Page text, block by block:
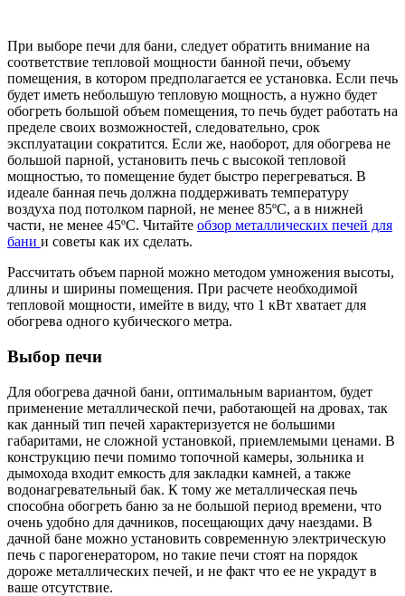
При выборе печи для бани, следует обратить внимание на
соответствие тепловой мощности банной печи, объему
помещения, в котором предполагается ее установка. Если печь
будет иметь небольшую тепловую мощность, а нужно будет
обогреть большой объем помещения, то печь будет работать на
пределе своих возможностей, следовательно, срок
эксплуатации сократится. Если же, наоборот, для обогрева не
большой парной, установить печь с высокой тепловой
мощностью, то помещение будет быстро перегреваться. В
идеале банная печь должна поддерживать температуру
воздуха под потолком парной, не менее 85ºС, а в нижней
части, не менее 45ºС. Читайте обзор металлических печей для
бани и советы как их сделать.
Рассчитать объем парной можно методом умножения высоты,
длины и ширины помещения. При расчете необходимой
тепловой мощности, имейте в виду, что 1 кВт хватает для
обогрева одного кубического метра.
Выбор печи
Для обогрева дачной бани, оптимальным вариантом, будет
применение металлической печи, работающей на дровах, так
как данный тип печей характеризуется не большими
габаритами, не сложной установкой, приемлемыми ценами. В
конструкцию печи помимо топочной камеры, зольника и
дымохода входит емкость для закладки камней, а также
водонагревательный бак. К тому же металлическая печь
способна обогреть баню за не большой период времени, что
очень удобно для дачников, посещающих дачу наездами. В
дачной бане можно установить современную электрическую
печь с парогенератором, но такие печи стоят на порядок
дороже металлических печей, и не факт что ее не украдут в
ваше отсутствие.